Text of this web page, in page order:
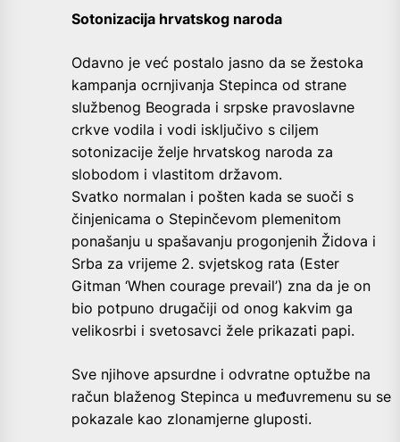
Sotonizacija hrvatskog naroda
Odavno je već postalo jasno da se žestoka
kampanja ocrnjivanja Stepinca od strane
službenog Beograda i srpske pravoslavne
crkve vodila i vodi isključivo s ciljem
sotonizacije želje hrvatskog naroda za
slobodom i vlastitom državom.
Svatko normalan i pošten kada se suoči s
činjenicama o Stepinčevom plemenitom
ponašanju u spašavanju progonjenih Židova i
Srba za vrijeme 2. svjetskog rata (Ester
Gitman ‘When courage prevail’) zna da je on
bio potpuno drugačiji od onog kakvim ga
velikosrbi i svetosavci žele prikazati papi.
Sve njihove apsurdne i odvratne optužbe na
račun blaženog Stepinca u međuvremenu su se
pokazale kao zlonamjerne gluposti.